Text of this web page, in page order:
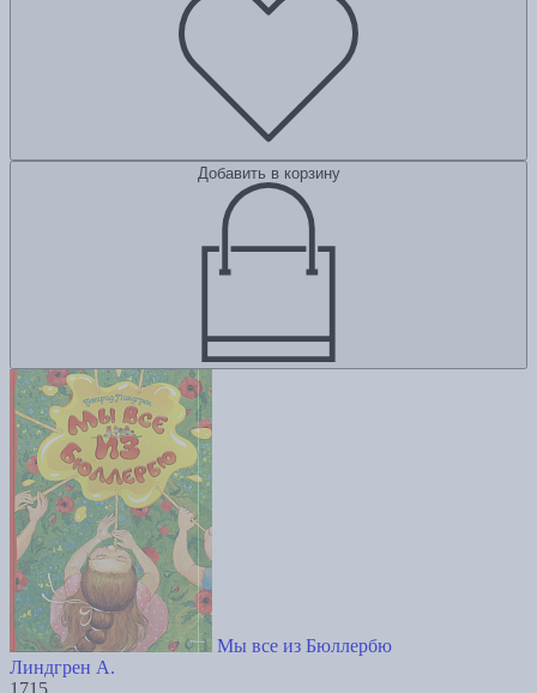
Добавить в корзину
Мы все из Бюллербю
Линдгрен А.
1715